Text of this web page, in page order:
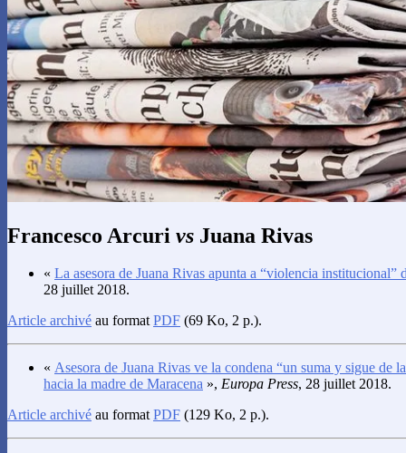
Francesco Arcuri vs Juana Rivas
« La asesora de Juana Rivas apunta a “violencia institucional”
28 juillet 2018.
Article archivé au formatPDF (69 Ko, 2 p.).
« Asesora de Juana Rivas ve la condena “un suma y sigue de
hacia la madre de Maracena », Europa Press, 28 juillet 2018.
Article archivé au formatPDF (129 Ko, 2 p.).